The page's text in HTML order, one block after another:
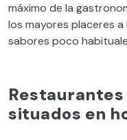
máximo de la
los mayores placeres
sabores poco
situados en